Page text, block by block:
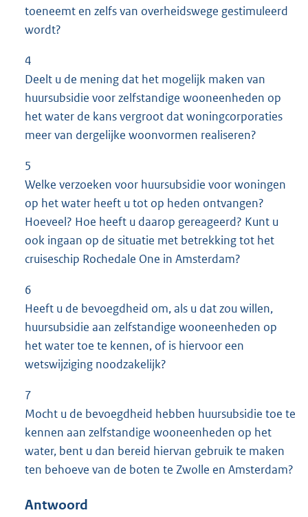
toeneemt en zelfs van overheidswege gestimuleerd
wordt?
4
Deelt u de mening dat het mogelijk maken van
huursubsidie voor zelfstandige wooneenheden op
het water de kans vergroot dat woningcorporaties
meer van dergelijke woonvormen realiseren?
5
Welke verzoeken voor huursubsidie voor woningen
op het water heeft u tot op heden ontvangen?
Hoeveel? Hoe heeft u daarop gereageerd? Kunt u
ook ingaan op de situatie met betrekking tot het
cruiseschip Rochedale One in Amsterdam?
6
Heeft u de bevoegdheid om, als u dat zou willen,
huursubsidie aan zelfstandige wooneenheden op
het water toe te kennen, of is hiervoor een
wetswijziging noodzakelijk?
7
Mocht u de bevoegdheid hebben huursubsidie toe te
kennen aan zelfstandige wooneenheden op het
water, bent u dan bereid hiervan gebruik te maken
ten behoeve van de boten te Zwolle en Amsterdam?
Antwoord